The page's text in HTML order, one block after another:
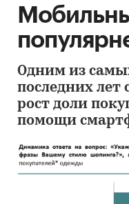
Одним из
последних лет
рост доли
помощи